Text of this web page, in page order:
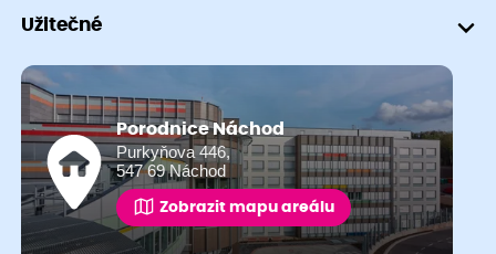
Užitečné
Porodnice Náchod
Purkyňova 446,
547 69 Náchod
Zobrazit mapu areálu